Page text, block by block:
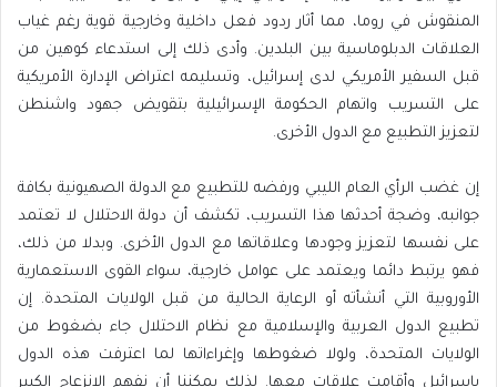
المنقوش في روما، مما أثار ردود فعل داخلية وخارجية قوية رغم غياب
العلاقات الدبلوماسية بين البلدين. وأدى ذلك إلى استدعاء كوهين من
قبل السفير الأمريكي لدى إسرائيل، وتسليمه اعتراض الإدارة الأمريكية
على التسريب واتهام الحكومة الإسرائيلية بتقويض جهود واشنطن
لتعزيز التطبيع مع الدول الأخرى.
إن غضب الرأي العام الليبي ورفضه للتطبيع مع الدولة الصهيونية بكافة
جوانبه، وضجة أحدثها هذا التسريب، تكشف أن دولة الاحتلال لا تعتمد
على نفسها لتعزيز وجودها وعلاقاتها مع الدول الأخرى. وبدلا من ذلك،
فهو يرتبط دائما ويعتمد على عوامل خارجية، سواء القوى الاستعمارية
الأوروبية التي أنشأته أو الرعاية الحالية من قبل الولايات المتحدة. إن
تطبيع الدول العربية والإسلامية مع نظام الاحتلال جاء بضغوط من
الولايات المتحدة، ولولا ضغوطها وإغراءاتها لما اعترفت هذه الدول
بإسرائيل وأقامت علاقات معها. لذلك يمكننا أن نفهم الانزعاج الكبير